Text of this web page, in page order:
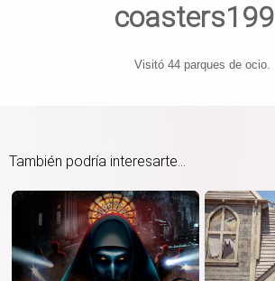
Visitó 44 parques de ocio.
También podría interesarte...